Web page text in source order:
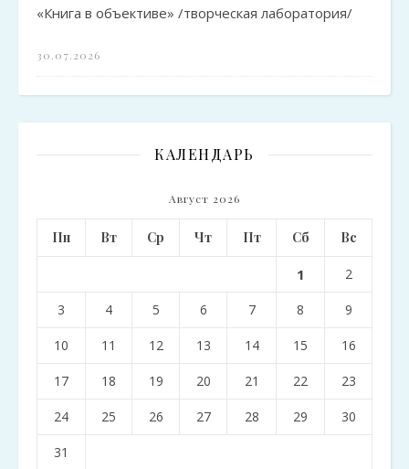
«Книга в объективе» /творческая лаборатория/
30.07.2026
КАЛЕНДАРЬ
Август 2026
Пн Вт Ср Чт Пт Сб Вс
1 2
3 4 5 6 7 8 9
10 11 12 13 14 15 16
17 18 19 20 21 22 23
24 25 26 27 28 29 30
31